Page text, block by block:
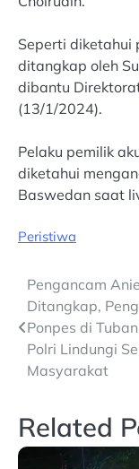
Seperti diketahui
ditangkap oleh
dibantu
(13/1/2024).
Pelaku pemilik
diketahui
Baswedan saat
Peristiwa
Post
navigation
Pengancam
Ditangkap,
Ponpes di
Polri Lindungi
Masyarakat
Related